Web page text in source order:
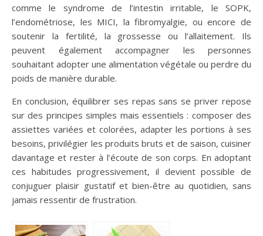
comme le syndrome de l’intestin irritable, le SOPK,
l’endométriose, les MICI, la fibromyalgie, ou encore de
soutenir la fertilité, la grossesse ou l’allaitement. Ils
peuvent également accompagner les personnes
souhaitant adopter une alimentation végétale ou perdre du
poids de manière durable.
En conclusion, équilibrer ses repas sans se priver repose
sur des principes simples mais essentiels : composer des
assiettes variées et colorées, adapter les portions à ses
besoins, privilégier les produits bruts et de saison, cuisiner
davantage et rester à l’écoute de son corps. En adoptant
ces habitudes progressivement, il devient possible de
conjuguer plaisir gustatif et bien-être au quotidien, sans
jamais ressentir de frustration.